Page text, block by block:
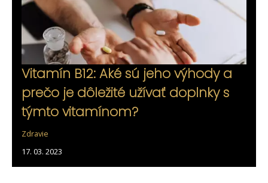
Vitamín B12: Aké sú jeho výhody a
prečo je dôležité užívať doplnky s
týmto vitamínom?
Zdravie
17. 03. 2023